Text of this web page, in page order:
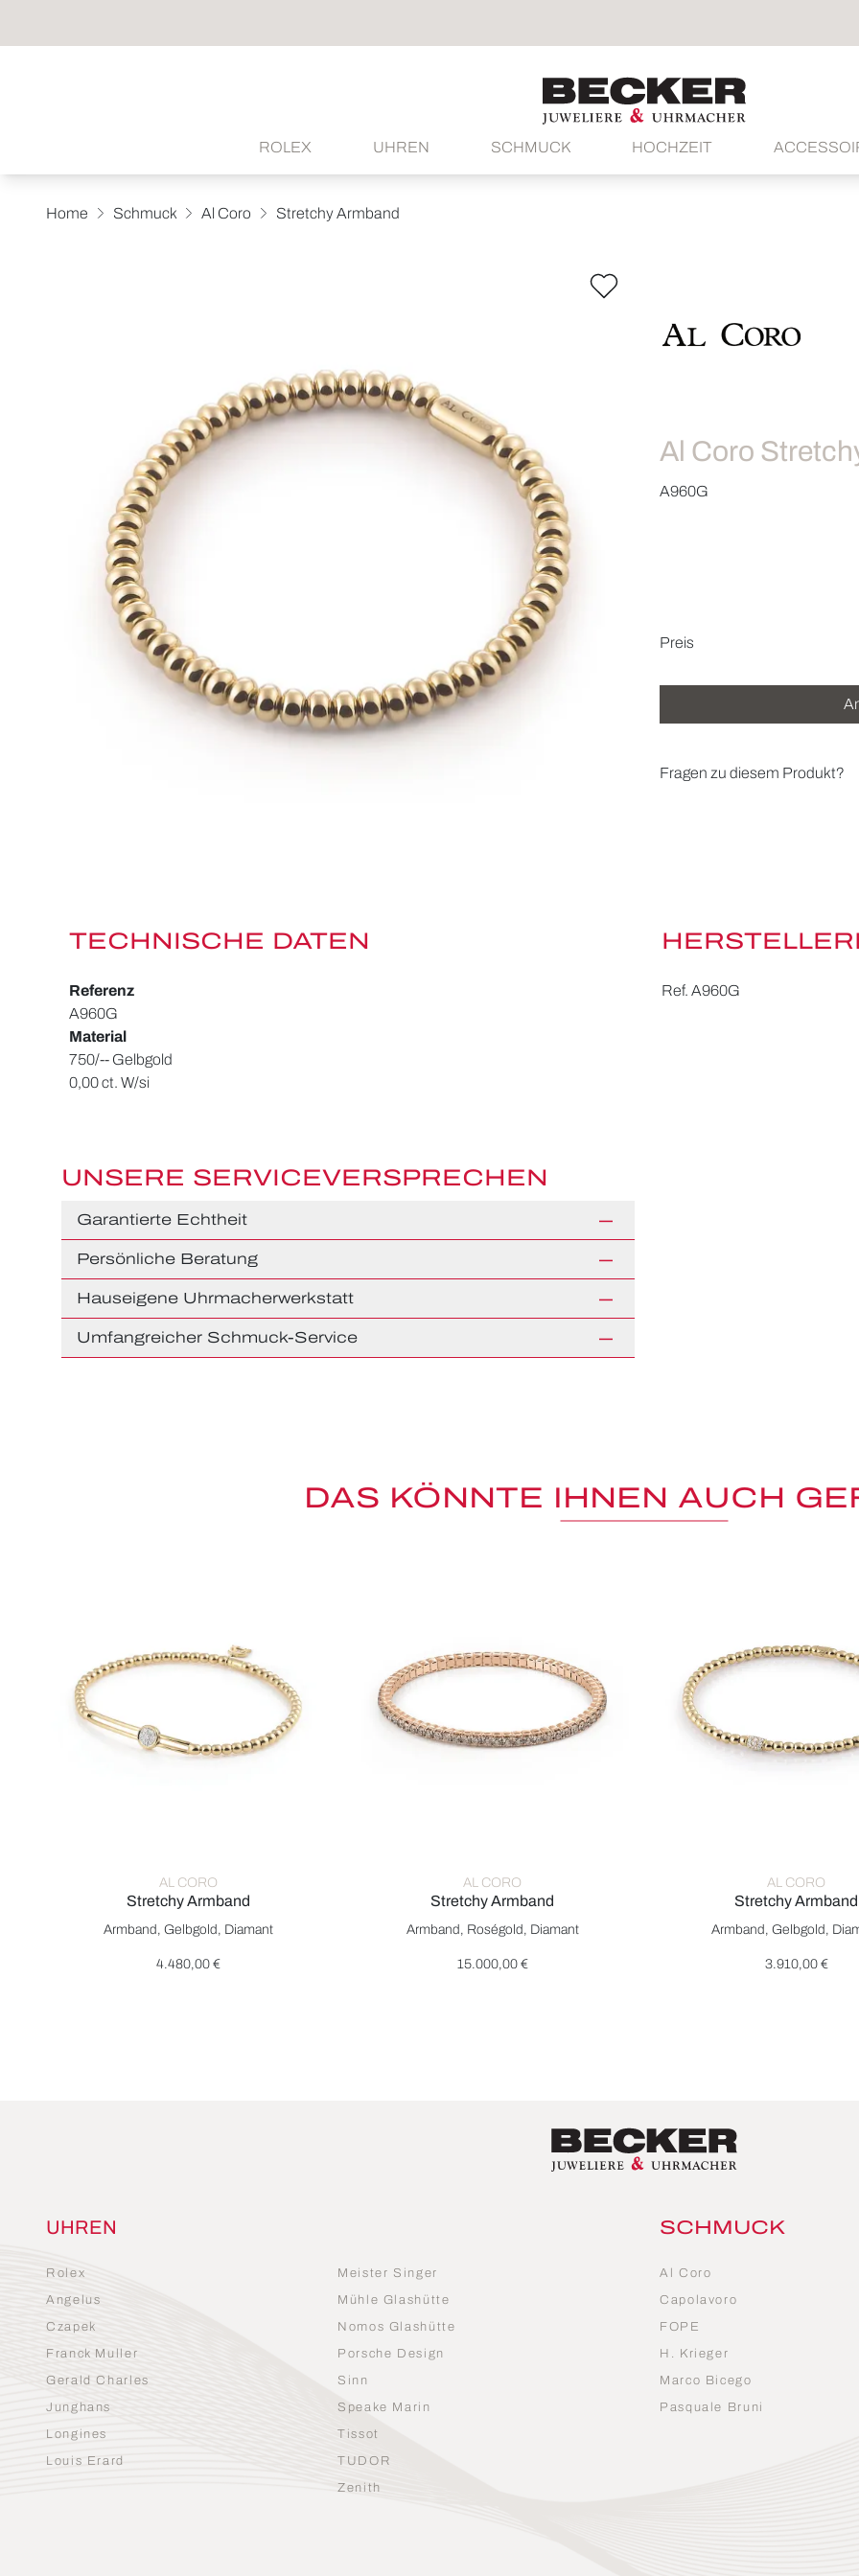
ROLEX UHREN SCHMUCK HOCHZEIT
Home Schmuck Al Coro Stretchy Armband
Al Coro
A960G
Preis
Fragen zu diesem Produkt?
TECHNISCHE DATEN
Referenz
A960G
Material
750/-- Gelbgold
0,00 ct. W/si
Ref. A960G
UNSERE SERVICEVERSPRECHEN
Garantierte Echtheit
Persönliche Beratung
Hauseigene Uhrmacherwerkstatt
Umfangreicher Schmuck-Service
DAS KÖNNTE IHNEN AUCH
AL CORO
Stretchy Armband
Al Coro Stretchy Armband, Ref: A353G, Preis: 4.480,00 €
Armband, Gelbgold, Diamant
4.480,00 €
AL CORO
Stretchy Armband
Al Coro Stretchy Armband, Ref: A290BR, Preis: 15.000,00 €
Armband, Roségold, Diamant
15.000,00 €
AL CORO
Stretchy Armband
Al Coro Stretchy Armband,
Armband, Gelbgold,
3.910,00 €
UHREN
Rolex
Angelus
Czapek
Franck Muller
Gerald Charles
Junghans
Longines
Louis Erard
Meister Singer
Mühle Glashütte
Nomos Glashütte
Porsche Design
Sinn
Speake Marin
Tissot
TUDOR
Zenith
SCHMUCK
Al Coro
Capolavoro
FOPE
H. Krieger
Marco Bicego
Pasquale Bruni